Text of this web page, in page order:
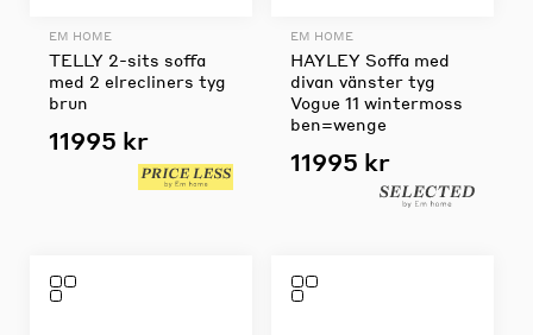
EM HOME
TELLY 2-sits soffa
med 2 elrecliners tyg
brun
11995 kr
EM HOME
HAYLEY Soffa med
divan vänster tyg
Vogue 11 wintermoss
ben=wenge
11995 kr